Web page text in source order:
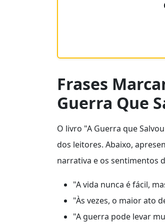
Frases
Guerra Que
O livro "A Guerra que
dos leitores. Abaixo,
narrativa e os sentimentos
"A vida nunca é fácil,
"Às vezes, o maior ato
"A guerra pode levar